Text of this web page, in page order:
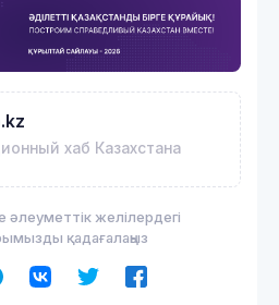
хаб Казахстана
желілердегі
қадағалаңыз